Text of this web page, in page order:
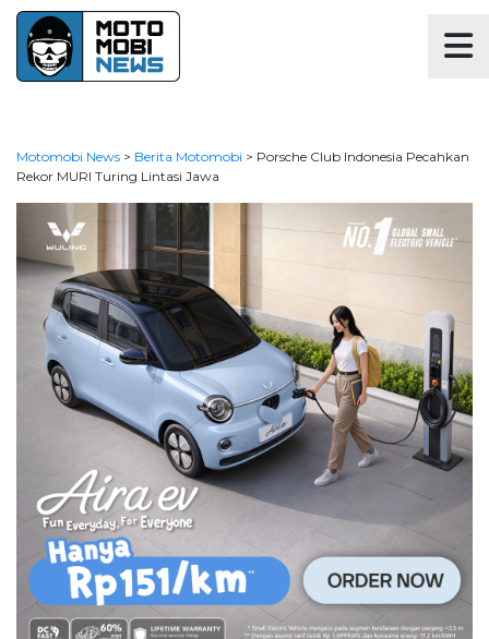
Motomobi News > Berita Motomobi > Porsche Club Indonesia Pecahkan
Rekor MURI Turing Lintasi Jawa